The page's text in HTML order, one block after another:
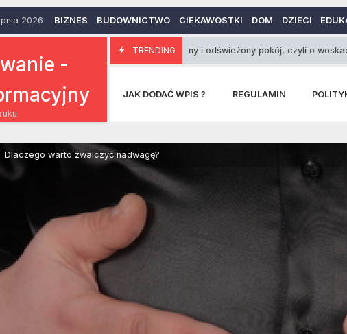
2026 BIZNES BUDOWNICTWO CIEKAWOSTKI DOM DZIECI
-
TRENDING
Odżywiony i odświeżony pokój, czyli o woskach Yankee
JAK DODAĆ WPIS ? REGULAMIN
Dlaczego warto zwalczyć nadwagę?